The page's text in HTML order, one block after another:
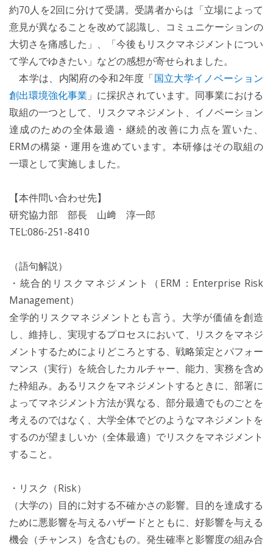
約70人を2回に分けて受講。受講者からは「立場によって
意見が異なることを改めて認識し、コミュニケーションの
大切さを痛感した」、「今後もリスクマネジメントについ
て学んでゆきたい」などの感想が寄せられました。
本学は、内閣府の令和2年度「国立大学イノベーション
創出環境強化事業 」に採択されています。同事業における
取組の一つとして、リスクマネジメント、イノベーション
達成のための全体最適・継続的改善に力点を置いた、
ERMの構築・運用を進めています。本研修はその取組の
一環として実施しました。
【本件問い合わせ先】
研究協力部 部長 山﨑 淳一郎
TEL:086-251-8410
（語句解説）
・統合的リスクマネジメント（ERM：Enterprise Risk
Management）
全学的リスクマネジメントとも言う。大学が価値を創造
し、維持し、実現するプロセスにおいて、リスクをマネジ
メントするためによりどころとする、戦略策定とパフォー
マンス（実行）を統合したカルチャー、能力、実務を含め
た枠組み。あるリスクをマネジメントするときに、部署に
よってマネジメント方法が異なる、部分最適でものごとを
考えるのではなく、大学全体でどのようなマネジメントを
するのが望ましいか（全体最適）でリスクをマネジメント
すること。
・リスク（Risk）
（大学の）目的に対する不確かさの影響。目的を達成する
ために悪影響を与えるハザードとともに、好影響を与える
機会（チャンス）を含むもの。発生確率と影響度の組み合